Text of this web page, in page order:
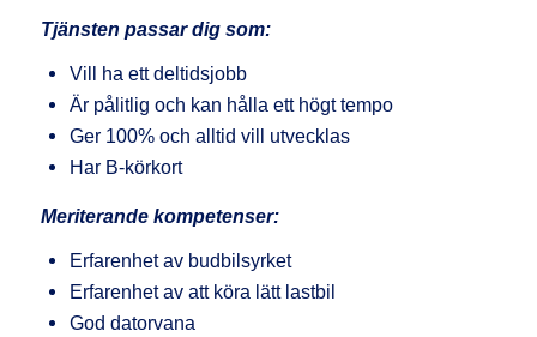
Tjänsten passar dig som:
Vill ha ett deltidsjobb
Är pålitlig och kan hålla ett högt tempo
Ger 100% och alltid vill utvecklas
Har B-körkort
Meriterande kompetenser:
Erfarenhet av budbilsyrket
Erfarenhet av att köra lätt lastbil
God datorvana